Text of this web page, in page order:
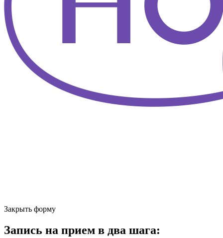
Закрыть форму
Запись на прием в два шага: